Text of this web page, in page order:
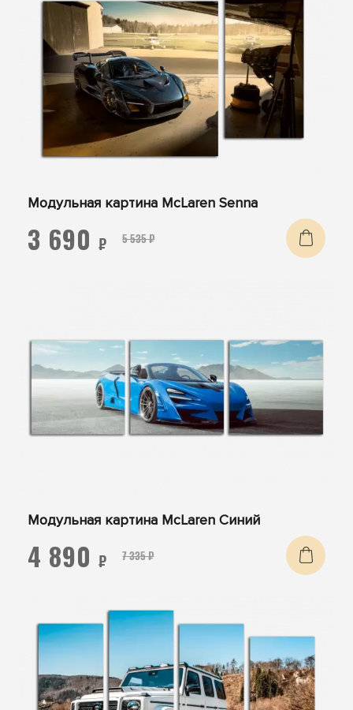
Модульная картина McLaren Senna
5 535 ₽
3 690 ₽
Модульная картина McLaren Синий
7 335 ₽
4 890 ₽